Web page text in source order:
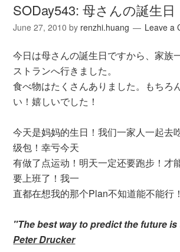
SODay543: 母さんの誕生日
June 27, 2010 by renzhi.huang Leave a
今日は母さんの誕生日ですから、家族
ストランへ行きました。
食べ物はたくさんありました。もちろ
い！嬉しいでした！
今天是妈妈的生日！我们一家人一起去
级包！幸亏今天
有做了点运动！明天一定还要跑步！才
要上班了！我一
直都在想我的那个Plan不知道能不能行
"The best way to predict the future
Peter Drucker